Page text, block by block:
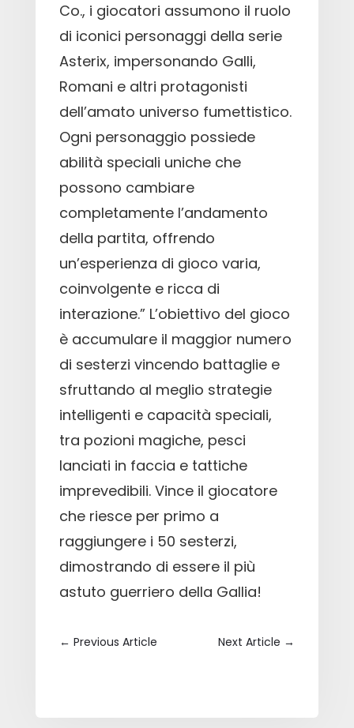
Co., i giocatori assumono il ruolo
di iconici personaggi della serie
Asterix, impersonando Galli,
Romani e altri protagonisti
dell’amato universo fumettistico.
Ogni personaggio possiede
abilità speciali uniche che
possono cambiare
completamente l’andamento
della partita, offrendo
un’esperienza di gioco varia,
coinvolgente e ricca di
interazione.” L’obiettivo del gioco
è accumulare il maggior numero
di sesterzi vincendo battaglie e
sfruttando al meglio strategie
intelligenti e capacità speciali,
tra pozioni magiche, pesci
lanciati in faccia e tattiche
imprevedibili. Vince il giocatore
che riesce per primo a
raggiungere i 50 sesterzi,
dimostrando di essere il più
astuto guerriero della Gallia!
← Previous Article Next Article →